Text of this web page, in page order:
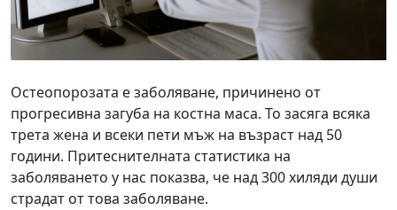
Остеопорозата е заболяване, причинено от
прогресивна загуба на костна маса. То засяга всяка
трета жена и всеки пети мъж на възраст над 50
години. Притеснителната статистика на
заболяването у нас показва, че над 300 хиляди души
страдат от това заболяване.